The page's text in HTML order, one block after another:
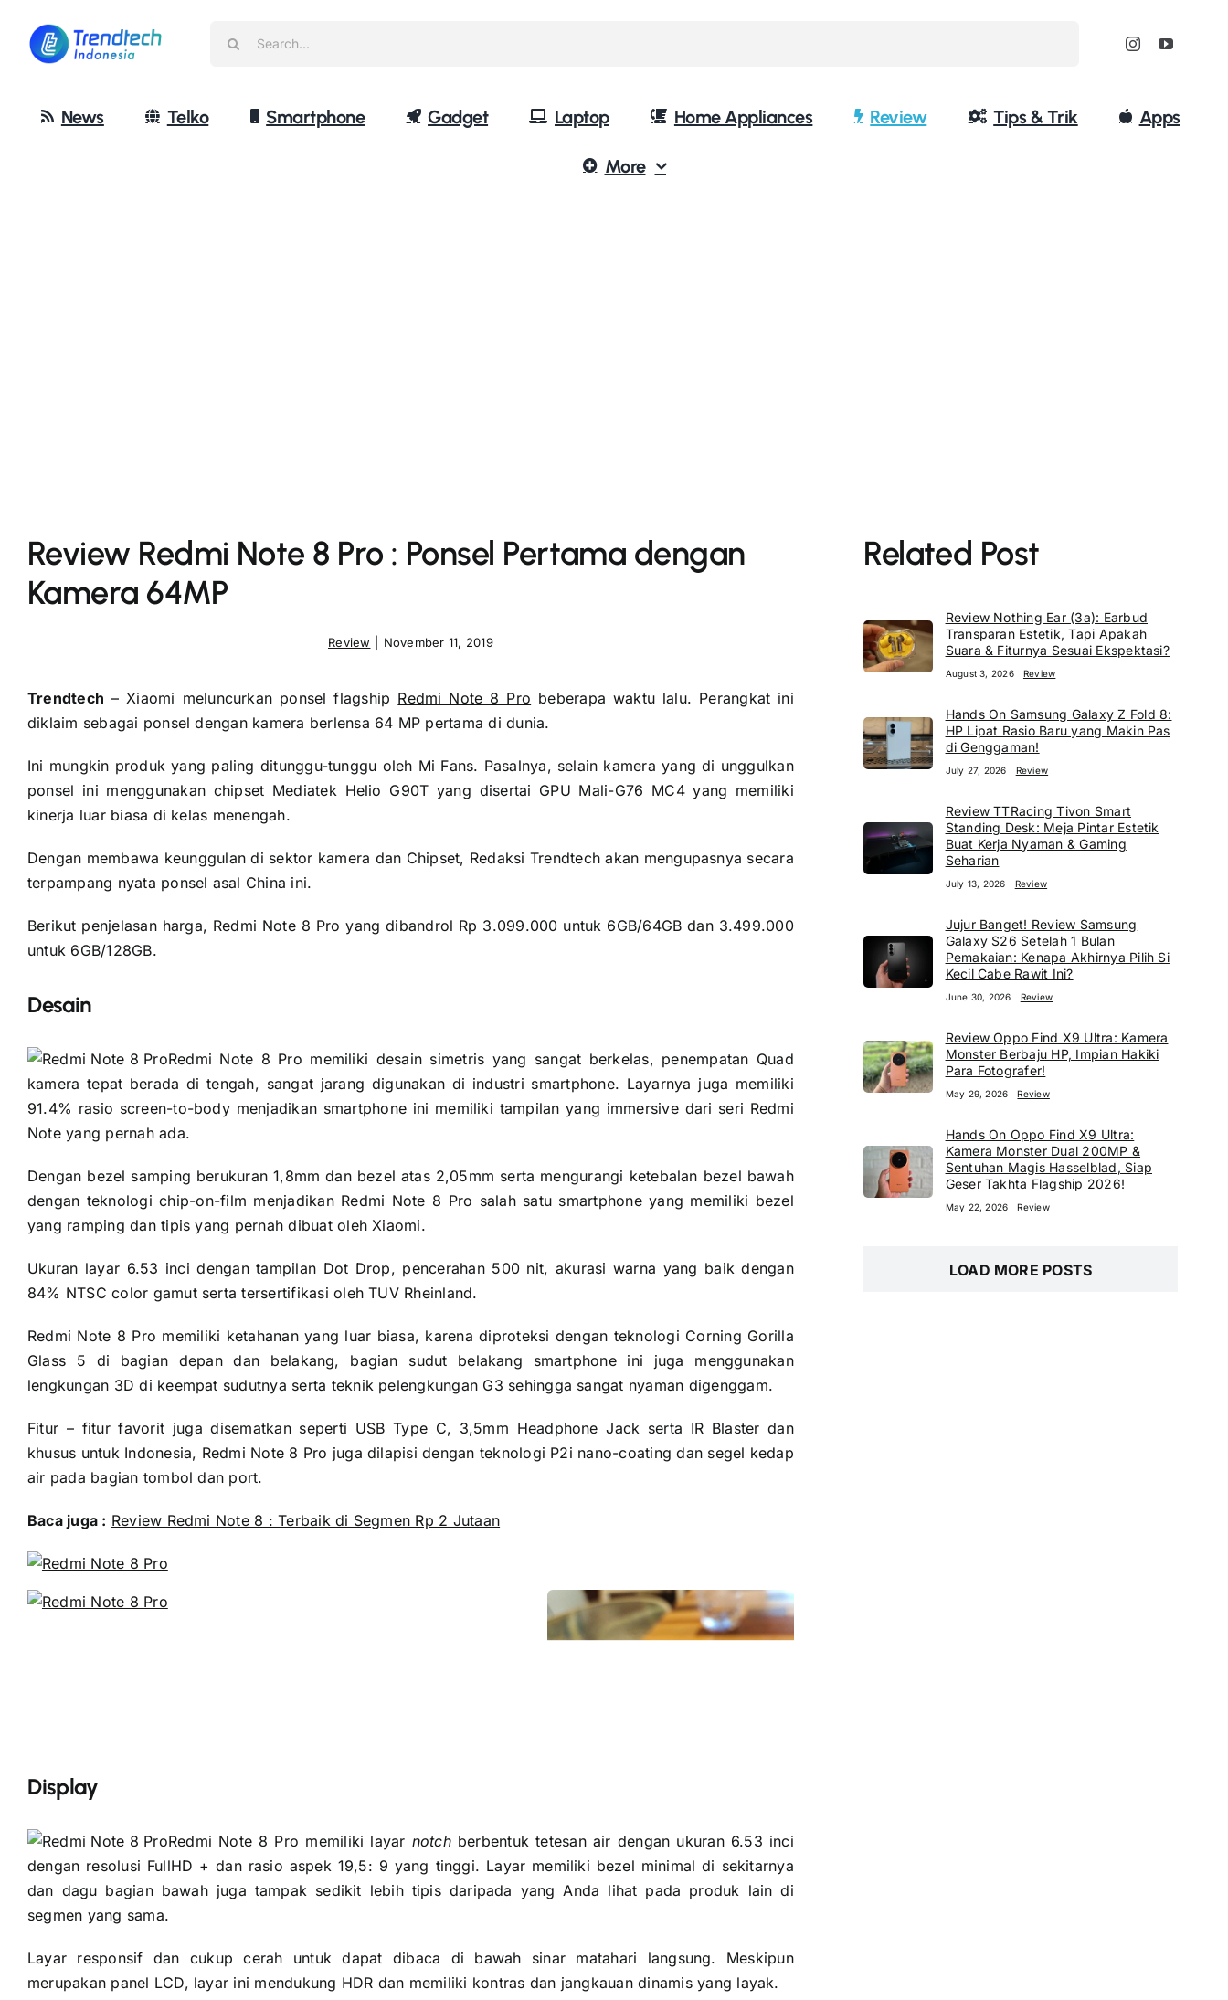
content
News Telko Smartphone Gadget Laptop Home Appliances Review Tips & Trik Apps
More
Review Redmi Note 8 Pro : Ponsel Pertama dengan
Kamera 64MP
Review November 11, 2019
Trendtech – Xiaomi meluncurkan ponsel flagship Redmi Note 8 Pro beberapa waktu lalu. Perangkat ini
diklaim sebagai ponsel dengan kamera berlensa 64 MP pertama di dunia.
Ini mungkin produk yang paling ditunggu-tunggu oleh Mi Fans. Pasalnya, selain kamera yang di unggulkan
ponsel ini menggunakan chipset Mediatek Helio G90T yang disertai GPU Mali-G76 MC4 yang memiliki
kinerja luar biasa di kelas menengah.
Dengan membawa keunggulan di sektor kamera dan Chipset, Redaksi Trendtech akan mengupasnya secara
terpampang nyata ponsel asal China ini.
Berikut penjelasan harga, Redmi Note 8 Pro yang dibandrol Rp 3.099.000 untuk 6GB/64GB dan 3.499.000
untuk 6GB/128GB.
Desain
Redmi Note 8 Pro memiliki desain simetris yang sangat berkelas, penempatan Quad
kamera tepat berada di tengah, sangat jarang digunakan di industri smartphone. Layarnya juga memiliki
91.4% rasio screen-to-body menjadikan smartphone ini memiliki tampilan yang immersive dari seri Redmi
Note yang pernah ada.
Dengan bezel samping berukuran 1,8mm dan bezel atas 2,05mm serta mengurangi ketebalan bezel bawah
dengan teknologi chip-on-film menjadikan Redmi Note 8 Pro salah satu smartphone yang memiliki bezel
yang ramping dan tipis yang pernah dibuat oleh Xiaomi.
Ukuran layar 6.53 inci dengan tampilan Dot Drop, pencerahan 500 nit, akurasi warna yang baik dengan
84% NTSC color gamut serta tersertifikasi oleh TUV Rheinland.
Redmi Note 8 Pro memiliki ketahanan yang luar biasa, karena diproteksi dengan teknologi Corning Gorilla
Glass 5 di bagian depan dan belakang, bagian sudut belakang smartphone ini juga menggunakan
lengkungan 3D di keempat sudutnya serta teknik pelengkungan G3 sehingga sangat nyaman digenggam.
Fitur – fitur favorit juga disematkan seperti USB Type C, 3,5mm Headphone Jack serta IR Blaster dan
khusus untuk Indonesia, Redmi Note 8 Pro juga dilapisi dengan teknologi P2i nano-coating dan segel kedap
air pada bagian tombol dan port.
Baca juga : Review Redmi Note 8 : Terbaik di Segmen Rp 2 Jutaan
Display
Redmi Note 8 Pro memiliki layar notchberbentuk tetesan air dengan ukuran 6.53 inci
dengan resolusi FullHD + dan rasio aspek 19,5: 9 yang tinggi. Layar memiliki bezel minimal di sekitarnya
dan dagu bagian bawah juga tampak sedikit lebih tipis daripada yang Anda lihat pada produk lain di
segmen yang sama.
Layar responsif dan cukup cerah untuk dapat dibaca di bawah sinar matahari langsung. Meskipun
merupakan panel LCD, layar ini mendukung HDR dan memiliki kontras dan jangkauan dinamis yang layak.
Related Post
Review Nothing Ear (3a): Earbud
Transparan Estetik, Tapi Apakah
Suara & Fiturnya Sesuai Ekspektasi?
August 3, 2026 Review
Hands On Samsung Galaxy Z Fold 8:
HP Lipat Rasio Baru yang Makin Pas
di Genggaman!
July 27, 2026 Review
Review TTRacing Tivon Smart
Standing Desk: Meja Pintar Estetik
Buat Kerja Nyaman & Gaming
Seharian
July 13, 2026 Review
Jujur Banget! Review Samsung
Galaxy S26 Setelah 1 Bulan
Pemakaian: Kenapa Akhirnya Pilih Si
Kecil Cabe Rawit Ini?
June 30, 2026 Review
Review Oppo Find X9 Ultra: Kamera
Monster Berbaju HP, Impian Hakiki
Para Fotografer!
May 29, 2026 Review
Hands On Oppo Find X9 Ultra:
Kamera Monster Dual 200MP &
Sentuhan Magis Hasselblad, Siap
Geser Takhta Flagship 2026!
May 22, 2026 Review
LOAD MORE POSTS